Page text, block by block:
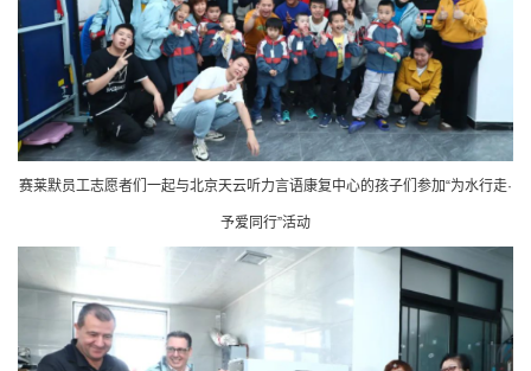
赛莱默员工志愿者们一起与北京天云听力言语康复中心的孩子们参加“为水行走·
予爱同行”活动